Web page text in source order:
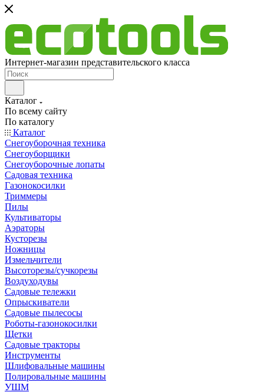
Интернет-магазин представительского класса
Каталог
По всему сайту
По каталогу
Каталог
Снегоуборочная техника
Снегоуборщики
Снегоуборочные лопаты
Садовая техника
Газонокосилки
Триммеры
Пилы
Культиваторы
Аэраторы
Кусторезы
Ножницы
Измельчители
Высоторезы/сучкорезы
Воздуходувы
Садовые тележки
Опрыскиватели
Садовые пылесосы
Роботы-газонокосилки
Щетки
Садовые тракторы
Инструменты
Шлифовальные машины
Полировальные машины
УШМ